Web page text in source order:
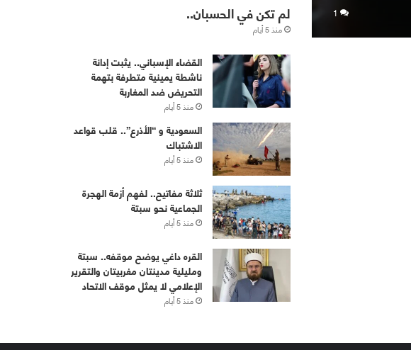
1 لم تكن في الحسبان..
منذ 5 أيام
القضاء الإسباني.. يثبت إدانة
ناشطة يمينية متطرفة بتهمة
التحريض ضد المغاربة
منذ 5 أيام
‏⁧‫السعودية‬⁩ و “الأذرع”.. قلب قواعد
الاشتباك
منذ 5 أيام
ثلاثة مفاتيح.. لفهم أزمة الهجرة
الجماعية نحو سبتة
منذ 5 أيام
القره داغي يوضح موقفه.. سبتة
ومليلية مدينتان مغربيتان والتقرير
الإعلامي لا يمثل موقف الاتحاد
منذ 5 أيام